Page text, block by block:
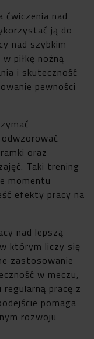
ćwiczenia nad
ją do
nad szybkim
piłkę nożną
i skuteczność
pewności
oraz
Taki trening
momentu
efekty pracy na
nad lepszą
którym liczy się
zastosowanie
w meczu,
pracę z
pomaga
rozwoju